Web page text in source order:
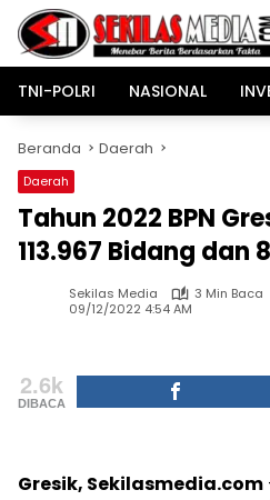
Langsung
konten
TNI-POLRI
NASIONAL
Beranda Daerah
Daerah
Tahun 2022 BPN
113.967 Bidang
Sekilas Media
3 Min Baca
09/12/2022 4:54 AM
2.6k
DIBACA
Gresik, Sekilasmedia.com